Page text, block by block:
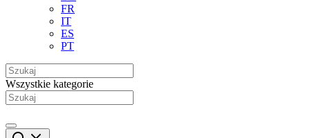
FR
IT
ES
PT
Wszystkie kategorie